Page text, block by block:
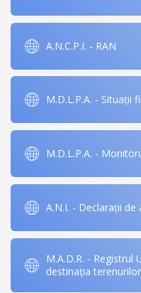
A.N.C.P.I. - RAN
M.D.L.P.A. - Situații
M.D.L.P.A. -
A.N.I. - Declarații de
M.A.D.R. - Registrul
destinația